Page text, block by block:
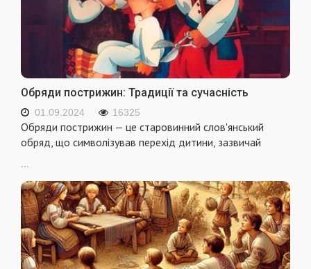
Обряди пострижин: Традиції та сучасність
01.09.2024 16325
Обряди пострижин — це старовинний слов'янський
обряд, що символізував перехід дитини, зазвичай